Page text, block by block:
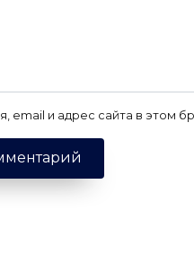
email и адрес сайта в этом